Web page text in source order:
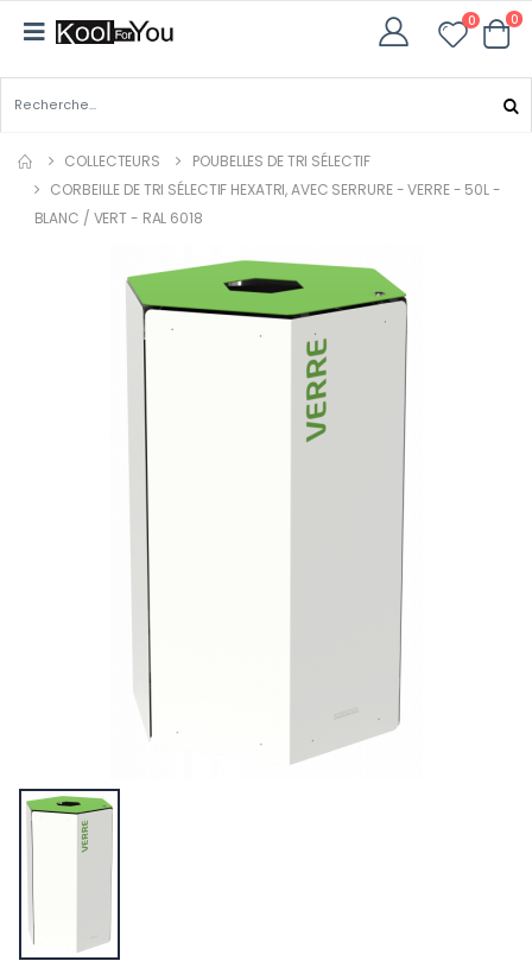
0 0
COLLECTEURS
POUBELLES DE TRI SÉLECTIF
CORBEILLE DE TRI SÉLECTIF HEXATRI, AVEC SERRURE - VERRE - 50L -
BLANC / VERT - RAL 6018